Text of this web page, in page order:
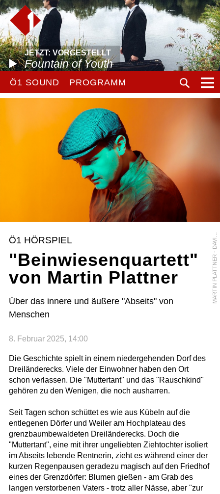
JETZT: VORGESTELLT
Fountain of Youth
Ö1 SOUND PROGRAMM
M
A
R
T
I
N
P
L
A
T
T
N
E
R
-
D
A
V
I
D
P
A
Y
R
Ö1 HÖRSPIEL
"Beinwiesenquartett"
von Martin Plattner
Über das innere und äußere "Abseits" von
Menschen
8. Februar 2025, 14:00
Die Geschichte spielt in einem niedergehenden Dorf des
Dreiländerecks. Viele der Einwohner haben den Ort
schon verlassen. Die "Muttertant" und das "Rauschkind"
gehören zu den Wenigen, die noch ausharren.
Seit Tagen schon schüttet es wie aus Kübeln auf die
entlegenen Dörfer und Weiler am Hochplateau des
grenzbaumbewaldeten Dreiländerecks. Doch die
"Muttertant", eine mit ihrer ungeliebten Ziehtochter isoliert
im Abseits lebende Rentnerin, zieht es während einer der
kurzen Regenpausen geradezu magisch auf den Friedhof
eines der Grenzdörfer: Blumen gießen - am Grab des
langen verstorbenen Vaters - trotz aller Nässe, aber "zur